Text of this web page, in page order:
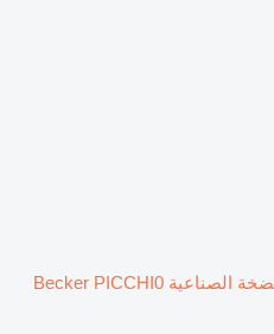
المضخة الصناعية Becker PICCHI0